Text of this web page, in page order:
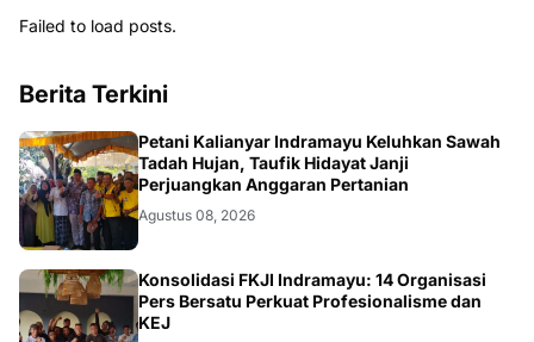
Failed to load posts.
Berita Terkini
Petani Kalianyar Indramayu Keluhkan Sawah
Tadah Hujan, Taufik Hidayat Janji
Perjuangkan Anggaran Pertanian
Agustus 08, 2026
Konsolidasi FKJI Indramayu: 14 Organisasi
Pers Bersatu Perkuat Profesionalisme dan
KEJ